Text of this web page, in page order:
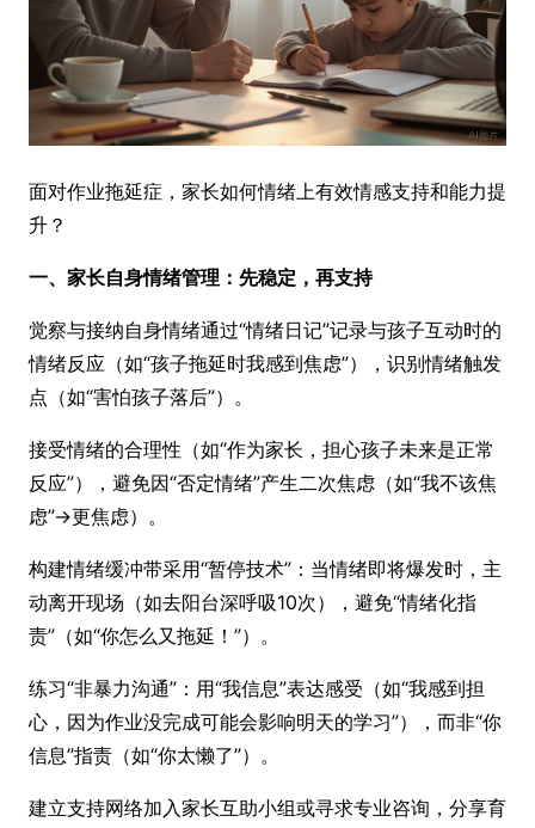
面对作业拖延症，家长如何情绪上有效情感支持和能力提
升？
一、家长自身情绪管理：先稳定，再支持
觉察与接纳自身情绪通过“情绪日记”记录与孩子互动时的
情绪反应（如“孩子拖延时我感到焦虑”），识别情绪触发
点（如“害怕孩子落后”）。
接受情绪的合理性（如“作为家长，担心孩子未来是正常
反应”），避免因“否定情绪”产生二次焦虑（如“我不该焦
虑”→更焦虑）。
构建情绪缓冲带采用“暂停技术”：当情绪即将爆发时，主
动离开现场（如去阳台深呼吸10次），避免“情绪化指
责”（如“你怎么又拖延！”）。
练习“非暴力沟通”：用“我信息”表达感受（如“我感到担
心，因为作业没完成可能会影响明天的学习”），而非“你
信息”指责（如“你太懒了”）。
建立支持网络加入家长互助小组或寻求专业咨询，分享育